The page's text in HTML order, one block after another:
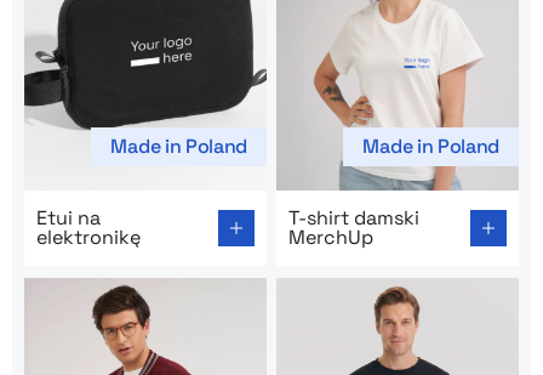
Made in Poland
Etui na
elektronikę
Made in Poland
T-shirt damski
MerchUp